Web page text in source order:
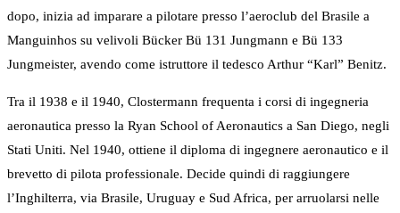
dopo, inizia ad imparare a pilotare presso l’aeroclub del Brasile a
Manguinhos su velivoli Bücker Bü 131 Jungmann e Bü 133
Jungmeister, avendo come istruttore il tedesco Arthur “Karl” Benitz.
Tra il 1938 e il 1940, Clostermann frequenta i corsi di ingegneria
aeronautica presso la Ryan School of Aeronautics a San Diego, negli
Stati Uniti. Nel 1940, ottiene il diploma di ingegnere aeronautico e il
brevetto di pilota professionale. Decide quindi di raggiungere
l’Inghilterra, via Brasile, Uruguay e Sud Africa, per arruolarsi nelle